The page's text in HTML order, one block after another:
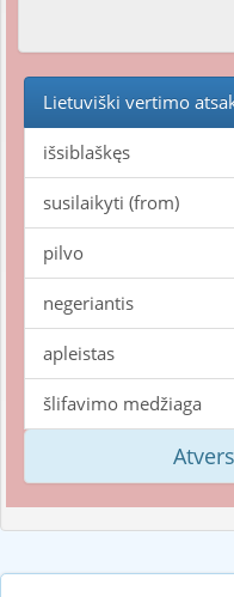
Lietuviški vertimo
išsiblaškęs
susilaikyti (from)
pilvo
negeriantis
apleistas
šlifavimo medžiaga